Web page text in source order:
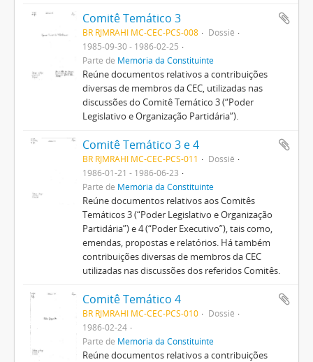
Comitê Temático 3
BR RJMRAHI MC-CEC-PCS-008
Dossiê
1985-09-30 - 1986-02-25
Parte de Memória da Constituinte
Reúne documentos relativos a contribuições
diversas de membros da CEC, utilizadas nas
discussões do Comitê Temático 3 (“Poder
Legislativo e Organização Partidária”).
Comitê Temático 3 e 4
BR RJMRAHI MC-CEC-PCS-011
Dossiê
1986-01-21 - 1986-06-23
Parte de Memória da Constituinte
Reúne documentos relativos aos Comitês
Temáticos 3 (“Poder Legislativo e Organização
Partidária”) e 4 (“Poder Executivo”), tais como,
emendas, propostas e relatórios. Há também
contribuições diversas de membros da CEC
utilizadas nas discussões dos referidos Comitês.
Comitê Temático 4
BR RJMRAHI MC-CEC-PCS-010
Dossiê
1986-02-24
Parte de Memória da Constituinte
Reúne documentos relativos a contribuições